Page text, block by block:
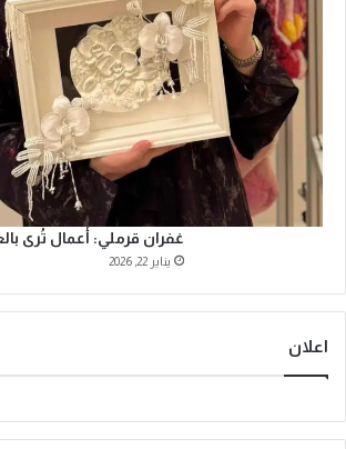
غفران قرملي: أعمال تُرى
يناير 22, 2026
اعلان